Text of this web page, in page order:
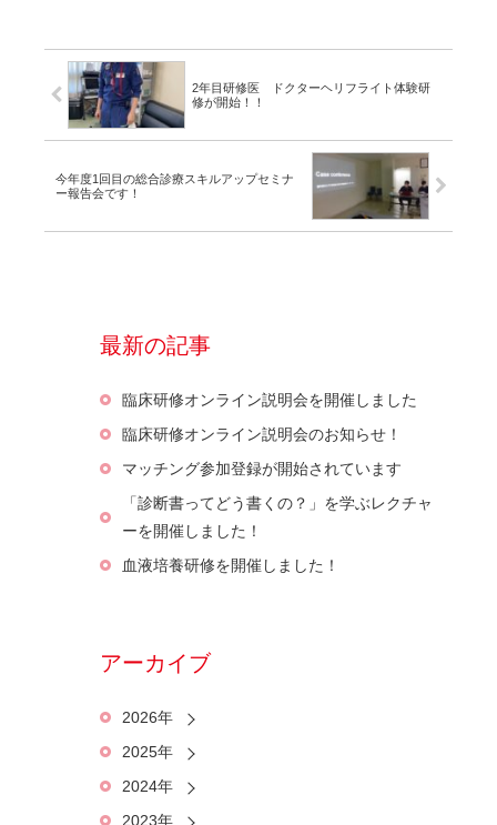
2年目研修医 ドクターヘリフライト体験研
修が開始！！
今年度1回目の総合診療スキルアップセミナ
ー報告会です！
最新の記事
臨床研修オンライン説明会を開催しました
臨床研修オンライン説明会のお知らせ！
マッチング参加登録が開始されています
「診断書ってどう書くの？」を学ぶレクチャ
ーを開催しました！
血液培養研修を開催しました！
アーカイブ
2026年
2025年
2024年
2023年